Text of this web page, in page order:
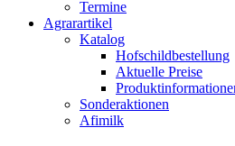
Termine
Agrarartikel
Katalog
Hofschildbestellung
Aktuelle Preise
Sonderaktionen
Afimilk